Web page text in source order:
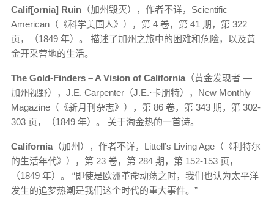
Calif[ornia] Ruin （加州毁灭），作者不详，Scientific
American（《科学美国人》），第 4 卷，第 41 期，第 322
页，（1849 年）。 描述了加州之旅中的困难和危险，以及黄
金开采营地的生活。
The Gold-Finders – A Vision of California （黄金发现者 —
加州视野），J.E. Carpenter（J.E.·卡朋特），New Monthly
Magazine（《新月刊杂志》），第 86 卷，第 343 期，第 302-
303 页，（1849 年）。 关于淘金热的一首诗。
California （加州），作者不详，Littell’s Living Age（《利特尔
的生活年代》），第 23 卷，第 284 期，第 152-153 页，
（1849 年）。 “即使是欧洲革命动荡之时，我们也认为太平洋
发生的追梦热潮是我们这个时代的重大事件。”